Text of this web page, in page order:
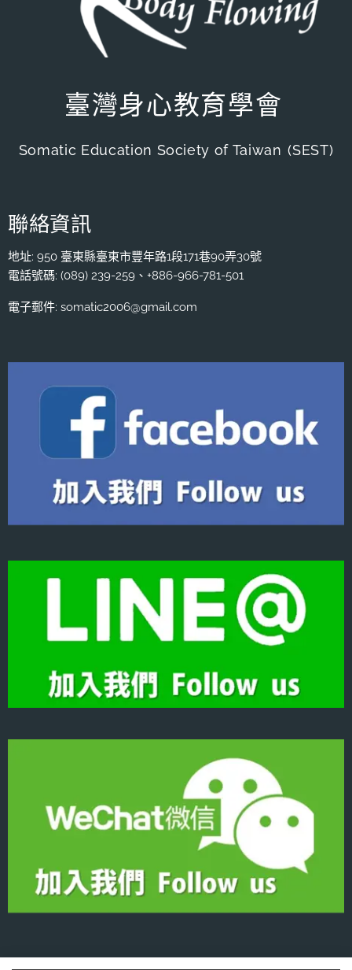
臺灣身心教育學會
Somatic Education Society of Taiwan (SEST)
聯絡資訊
地址: 950 臺東縣臺東市豐年路1段171巷90弄30號
電話號碼: (089) 239-259、+886-966-781-501
電子郵件: somatic2006@gmail.com